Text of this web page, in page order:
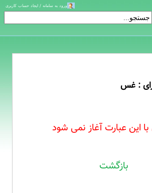
: غس
با این عبارت آغاز نمی شود
بازگشت
ورود به سامانه / ایجاد حساب کاربری